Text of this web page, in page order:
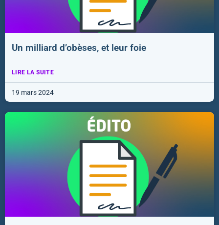
Un milliard d’obèses, et leur foie
LIRE LA SUITE
19 mars 2024